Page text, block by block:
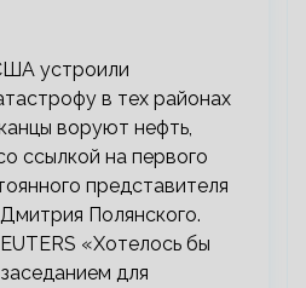
устроили
в тех районах
воруют нефть,
ссылкой на первого
представителя
Полянского.
«Хотелось бы
для